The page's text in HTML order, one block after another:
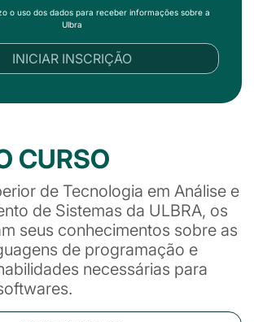
o uso dos dados para receber informações sobre a
Ulbra
INICIAR INSCRIÇÃO
CURSO
de Tecnologia em Análise e
de Sistemas da ULBRA, os
seus conhecimentos sobre as
de programação e
necessárias para